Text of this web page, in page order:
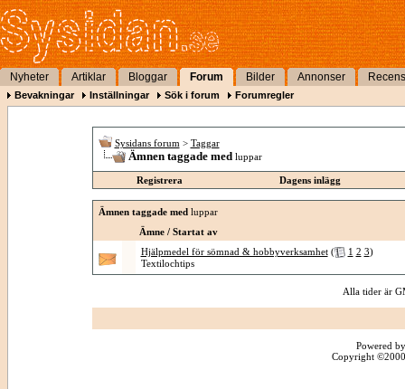
Nyheter Artiklar Bloggar Forum Bilder Annonser
Bevakningar Inställningar Sök i forum Forumregler
Sysidans forum > Taggar
Ämnen taggade med luppar
Registrera Dagens inlägg
Ämnen taggade med luppar
Ämne / Startat av
Hjälpmedel för sömnad & hobbyverksamhet ( 1 2 3)
Textilochtips
Alla tider är
Powered
Copyright